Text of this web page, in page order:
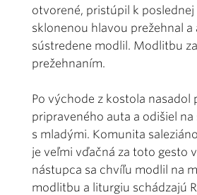
otvorené, pristúpil k poslednej
sklonenou hlavou prežehnal a
sústredene modlil. Modlitbu
prežehnaním.
Po východe z kostola nasadol
pripraveného auta a odišiel
s mladými. Komunita
je veľmi vďačná za toto gesto
nástupca sa chvíľu modlil na
modlitbu a liturgiu schádzajú